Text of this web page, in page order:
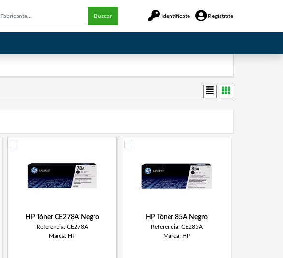
Buscar Identifícate Regístrate
HP Tóner CE278A Negro
Referencia: CE278A
Marca: HP
HP Tóner 85A Negro
Referencia: CE285A
Marca: HP